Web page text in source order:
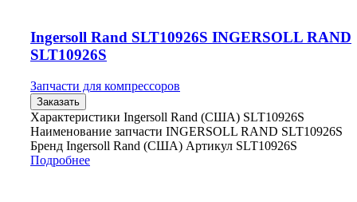
Ingersoll Rand SLT10926S INGERSOLL RAND
SLT10926S
Запчасти для компрессоров
Заказать
Характеристики Ingersoll Rand (США) SLT10926S
Наименование запчасти INGERSOLL RAND SLT10926S
Бренд Ingersoll Rand (США) Артикул SLT10926S
Подробнее